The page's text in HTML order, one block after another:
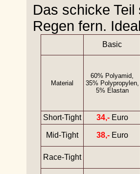
Das schicke
Regen fern.
Basic
Material
60% Polyamid,
35% Polypropylen,
5% Elastan
Short-Tight 34,-Euro
Mid-Tight 38,-Euro
Race-Tight